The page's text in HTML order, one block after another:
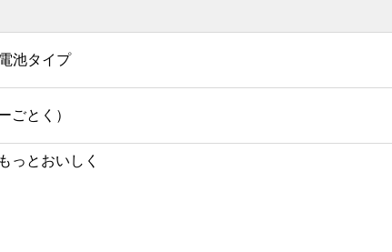
池タイプ
ごとく）
っとおいしく